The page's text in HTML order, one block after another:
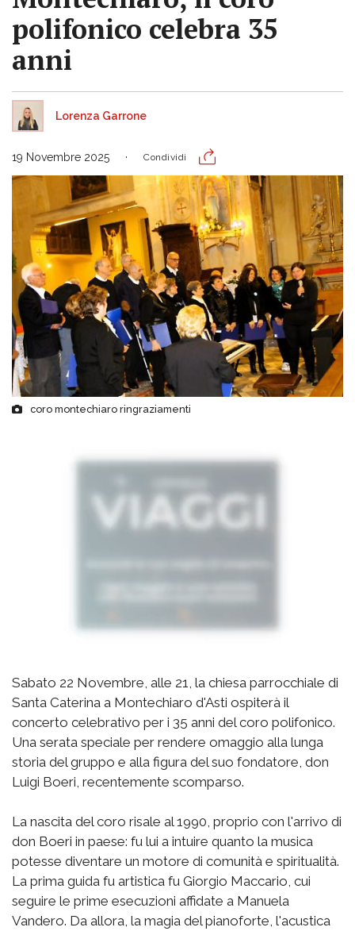
polifonico celebra 35
anni
Lorenza Garrone
19 Novembre 2025 Condividi
coro montechiaro ringraziamenti
Sabato 22 Novembre, alle 21, la chiesa parrocchiale di
Santa Caterina a Montechiaro d'Asti ospiterà il
concerto celebrativo per i 35 anni del coro polifonico.
Una serata speciale per rendere omaggio alla lunga
storia del gruppo e alla figura del suo fondatore, don
Luigi Boeri, recentemente scomparso.
La nascita del coro risale al 1990, proprio con l'arrivo di
don Boeri in paese: fu lui a intuire quanto la musica
potesse diventare un motore di comunità e spiritualità.
La prima guida fu artistica fu Giorgio Maccario, cui
seguire le prime esecuzioni affidate a Manuela
Vandero. Da allora, la magia del pianoforte, l'acustica